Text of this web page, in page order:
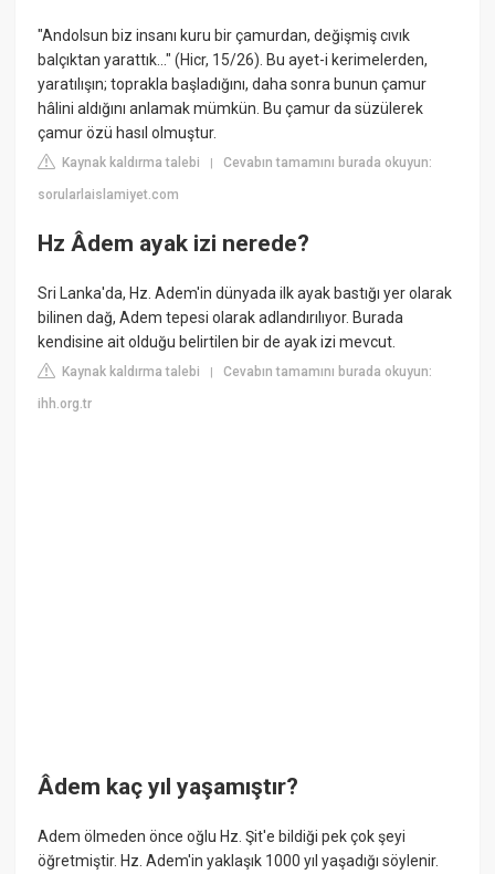
"Andolsun biz insanı kuru bir çamurdan, değişmiş cıvık
balçıktan yarattık..." (Hicr, 15/26). Bu ayet-i kerimelerden,
yaratılışın; toprakla başladığını, daha sonra bunun çamur
hâlini aldığını anlamak mümkün. Bu çamur da süzülerek
çamur özü hasıl olmuştur.
Kaynak kaldırma talebi |Cevabın tamamını burada okuyun:
sorularlaislamiyet.com
Hz Âdem ayak izi nerede?
Sri Lanka'da, Hz. Adem'in dünyada ilk ayak bastığı yer olarak
bilinen dağ, Adem tepesi olarak adlandırılıyor. Burada
kendisine ait olduğu belirtilen bir de ayak izi mevcut.
Kaynak kaldırma talebi |Cevabın tamamını burada okuyun:
ihh.org.tr
Âdem kaç yıl yaşamıştır?
Adem ölmeden önce oğlu Hz. Şit'e bildiği pek çok şeyi
öğretmiştir. Hz. Adem'in yaklaşık 1000 yıl yaşadığı söylenir.